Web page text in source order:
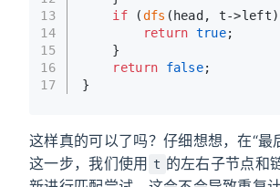
13
14
15
16
17
if (dfs (head, t-
return true;
    }
return
false;
}
这样真的可以了吗？仔细想想，在“最
这一步，我们使用 t 的左右子节点和